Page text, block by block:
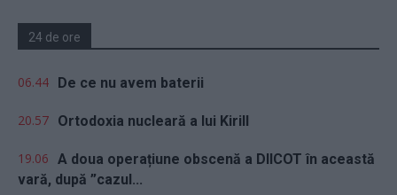
24 de ore
06.44 De ce nu avem baterii
20.57 Ortodoxia nucleară a lui Kirill
19.06 A doua operațiune obscenă a DIICOT în această
vară, după ”cazul...